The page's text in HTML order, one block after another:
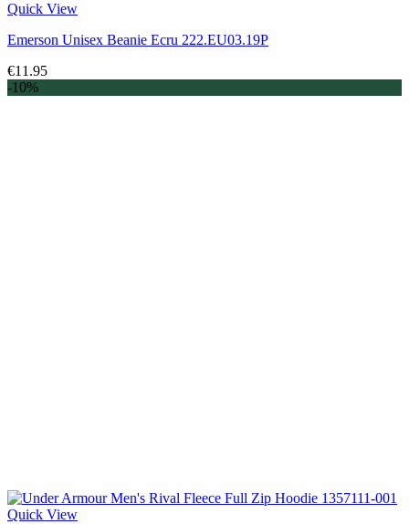
Quick View
Emerson Unisex Beanie Ecru 222.EU03.19P
€11.95
-10%
Quick View